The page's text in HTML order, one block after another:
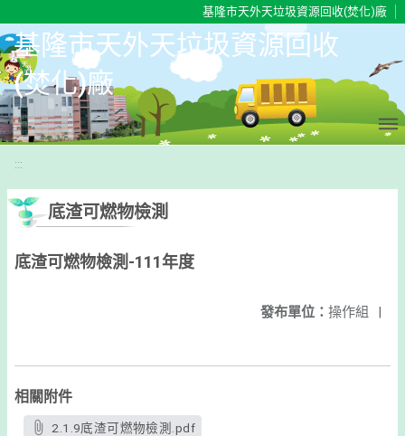
基隆市天外天垃圾資源回收(焚化)廠
基隆市天外天垃圾資源回收
(焚化)廠
:::
底渣可燃物檢測
底渣可燃物檢測-111年度
發布單位： 操作組 |
相關附件
2.1.9底渣可燃物檢測.pdf